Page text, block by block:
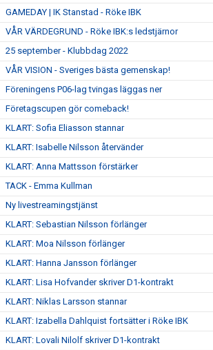
GAMEDAY | IK Stanstad - Röke IBK
VÅR VÄRDEGRUND - Röke IBK:s ledstjärnor
25 september - Klubbdag 2022
VÅR VISION - Sveriges bästa gemenskap!
Föreningens P06-lag tvingas läggas ner
Företagscupen gör comeback!
KLART: Sofia Eliasson stannar
KLART: Isabelle Nilsson återvänder
KLART: Anna Mattsson förstärker
TACK - Emma Kullman
Ny livestreamingstjänst
KLART: Sebastian Nilsson förlänger
KLART: Moa Nilsson förlänger
KLART: Hanna Jansson förlänger
KLART: Lisa Hofvander skriver D1-kontrakt
KLART: Niklas Larsson stannar
KLART: Izabella Dahlquist fortsätter i Röke IBK
KLART: Lovali Nilolf skriver D1-kontrakt